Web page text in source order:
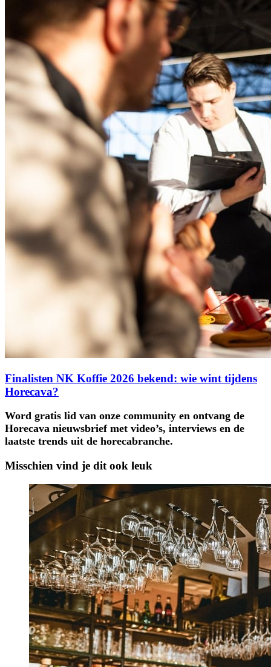
Finalisten NK Koffie 2026 bekend: wie wint tijdens
Horecava?
Word gratis lid van onze community en ontvang de
Horecava nieuwsbrief met video’s, interviews en de
laatste trends uit de horecabranche.
Misschien vind je dit ook leuk